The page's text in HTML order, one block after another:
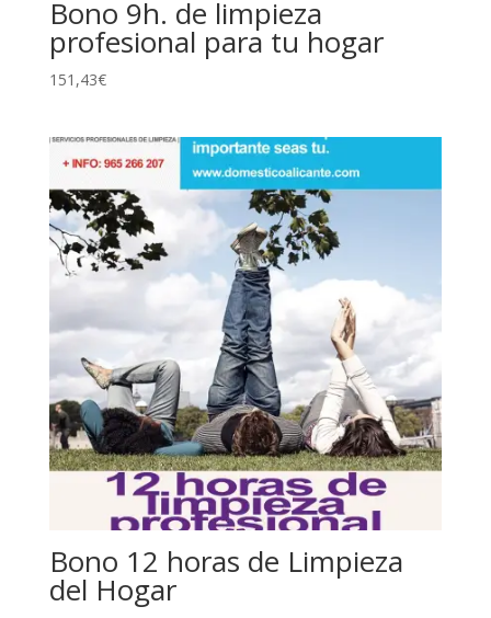
Bono 9h. de limpieza
profesional para tu hogar
151,43€
Bono 12 horas de Limpieza
del Hogar